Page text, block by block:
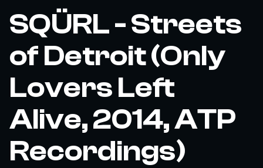
SQÜRL - Streets
of Detroit (Only
Lovers Left
Alive, 2014, ATP
Recordings)